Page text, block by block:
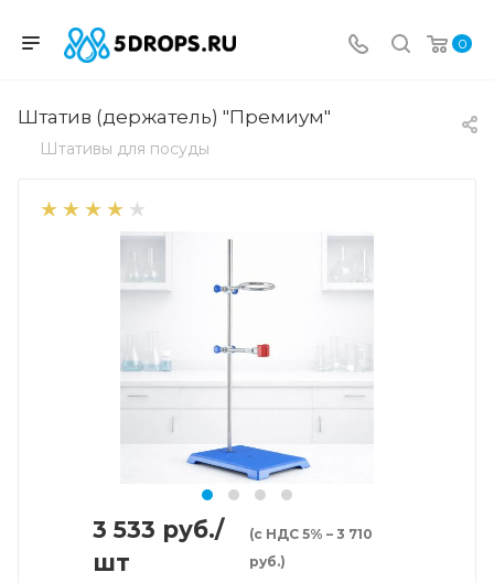
0
Штатив (держатель) "Премиум"
Штативы для посуды
3 533 руб./
шт
(с НДС 5% – 3 710
руб.)